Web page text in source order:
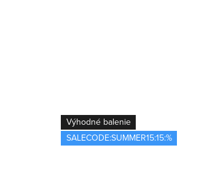
Výhodné balenie
SALECODE:SUMMER15:15:%